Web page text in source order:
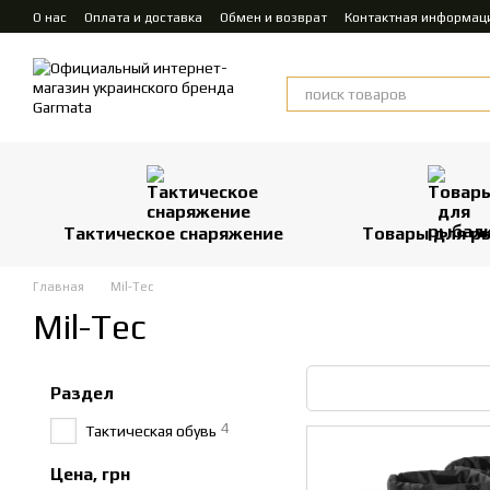
Перейти к основному контенту
О нас Оплата и доставка Обмен и возврат Контактная
Тактическое снаряжение Товары для
Главная Mil-Tec
Mil-Tec
Раздел
Тактическая обувь 4
Цена, грн